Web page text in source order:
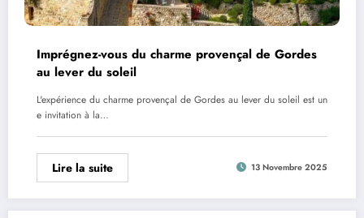
Imprégnez-vous du charme provençal de Gordes
au lever du soleil
L'expérience du charme provençal de Gordes au lever du soleil est un
e invitation à la…
Lire la suite 13 Novembre 2025